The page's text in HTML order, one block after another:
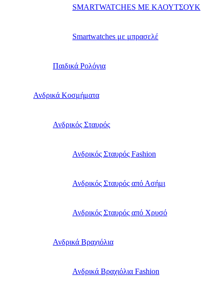
SMARTWATCHES ΜΕ ΚΑΟΥΤΣΟΥΚ
Smartwatches με μπρασελέ
Παιδικά Ρολόγια
Ανδρικά Κοσμήματα
Ανδρικός Σταυρός
Ανδρικός Σταυρός Fashion
Ανδρικός Σταυρός από Ασήμι
Ανδρικός Σταυρός από Χρυσό
Ανδρικά Βραχιόλια
Ανδρικά Βραχιόλια Fashion